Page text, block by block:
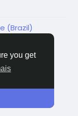
you get
(Brazil)